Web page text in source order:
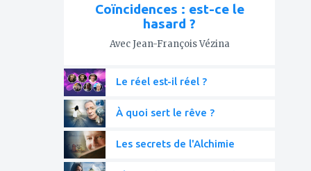
Coïncidences : est-ce le
hasard ?
Avec Jean-François Vézina
Le réel est-il réel ?
À quoi sert le rêve ?
Les secrets de l'Alchimie